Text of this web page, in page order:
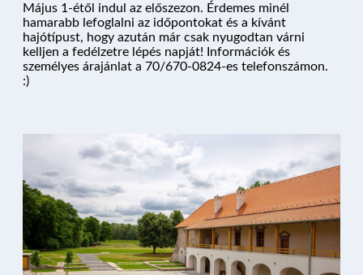
HAJÓK
ÚTVONALAK
KÉRDÉSEK
Május 1-étől indul az előszezon. Érdemes minél
hamarabb lefoglalni az időpontokat és a kívánt
hajótípust, hogy azután már csak nyugodtan várni
kelljen a fedélzetre lépés napját! Információk és
személyes árajánlat a 70/670-0824-es telefonszámon.
:)